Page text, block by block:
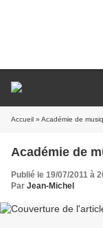
Accueil » Académie de
Académie de
Publié le 19/07/2011 à
Par Jean-Michel